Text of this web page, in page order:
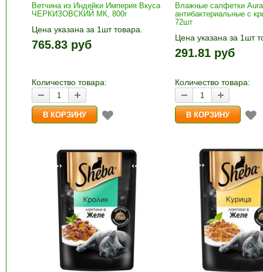
Ветчина из Индейки Империя Вкуса
ЧЕРКИЗОВСКИЙ МК, 800г
Цена указана за 1шт товара.
1шт прибавляется кнопками «+»
и «-». Выберите нужное
765.83 руб
Количество товара:
Влажные салфетки Aura
антибактериальные с
72шт
Цена указана за 1шт
1шт прибавляется
и «-». Выберите
корзину»
291.81 руб
Количество товара: